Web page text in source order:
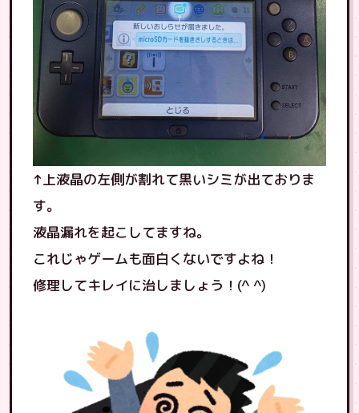
↑上液晶の左側が割れて黒いシミが出ておりま
す。
液晶漏れを起こしてますね。
これじゃゲームも面白くないですよね！
修理してキレイに治しましょう！(^ ^)